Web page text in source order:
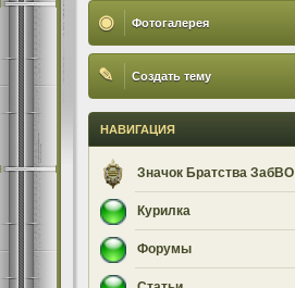
◉ Фотогалерея
✎ Создать тему
НАВИГАЦИЯ
Значок Братства ЗабВО
Курилка
Форумы